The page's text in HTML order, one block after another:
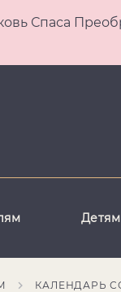
Спаса
Детям
КАЛЕНДАРЬ